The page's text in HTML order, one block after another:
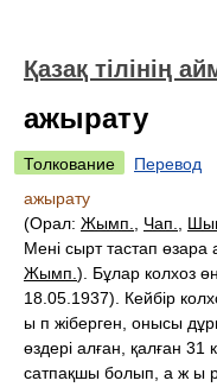
Қазақ тілінің
ажырату
Толкование
Перевод
ажырату
(Орал: Жымп. Чап.
Мені сырт тастап
Жымп. ). Бұлар колхоз
18.05.1937). Кейбір
ы п жіберген, онысы
өздері алған, қалған 31
сатпақшы болып, а ж ы